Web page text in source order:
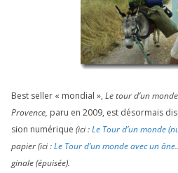
Best sel­ler « mon­dial », Le tour d’un
Provence, paru en 2009, est désor­mais
sion numé­rique (ici :Le Tour d’un monde
papier (ici :Le Tour d’un monde avec un
gi­nale (épui­sée).